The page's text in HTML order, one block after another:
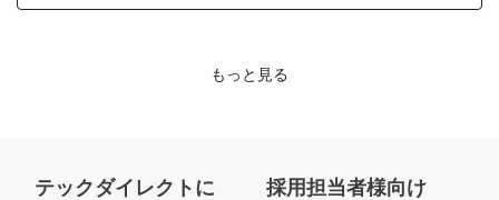
もっと見る
テックダイレクトに
採用担当者様向け